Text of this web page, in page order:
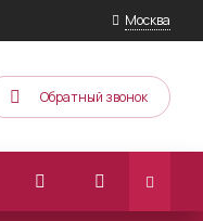
Москва
Обратный звонок